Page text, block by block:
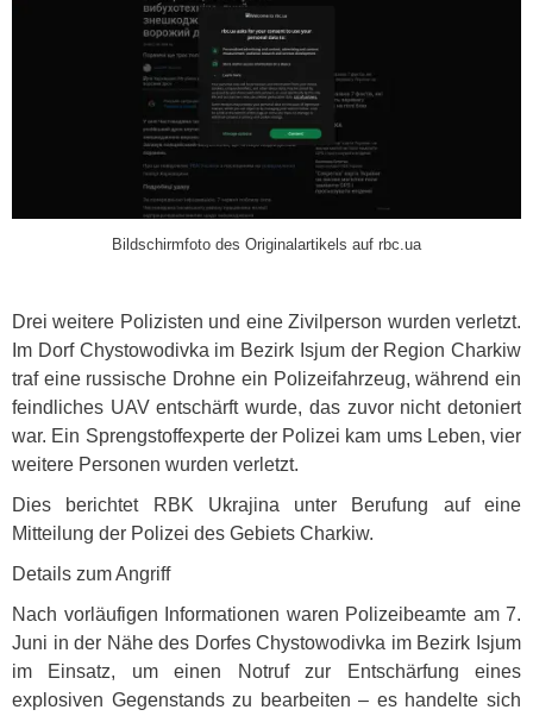
Bildschirmfoto des Originalartikels auf rbc.ua
Drei weitere Polizisten und eine Zivilperson wurden verletzt.
Im Dorf Chystowodivka im Bezirk Isjum der Region Charkiw
traf eine russische Drohne ein Polizeifahrzeug, während ein
feindliches UAVentschärft wurde, das zuvor nicht detoniert
war. Ein Sprengstoffexperte der Polizei kam ums Leben, vier
weitere Personen wurden verletzt.
Dies berichtet
RBK Ukrajina unter Berufung auf eine
Mitteilung der Polizei des Gebiets Charkiw.
Details zum Angriff
Nach vorläufigen Informationen waren Polizeibeamte am 7.
Juni in der Nähe des Dorfes Chystowodivka im Bezirk Isjum
im Einsatz, um einen Notruf zur Entschärfung eines
explosiven Gegenstands zu bearbeiten – es handelte sich